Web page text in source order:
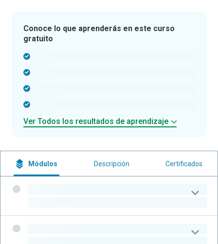
Conoce lo que aprenderás en este curso
gratuito
Ver Todos los resultados de aprendizaje
Módulos Descripción Certificados